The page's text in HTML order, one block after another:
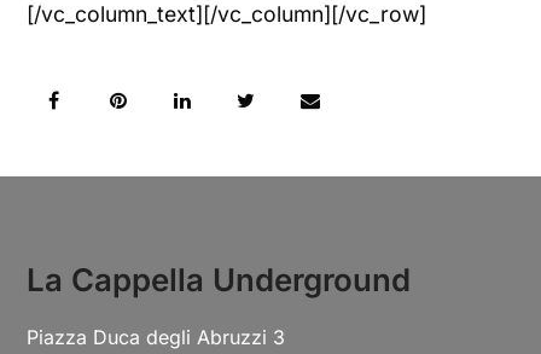
[/vc_column_text][/vc_column][/vc_row]
La Cappella Underground
Piazza Duca degli Abruzzi 3